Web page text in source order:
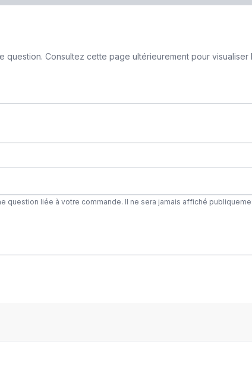
Consultez cette page ultérieurement pour
liée à votre commande. Il ne sera jamais affiché